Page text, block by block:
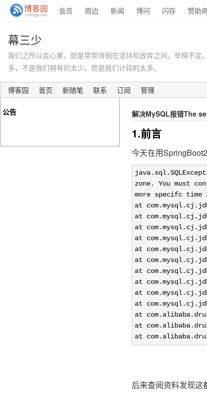
会员 周边 新闻 博问 闪存 赞助
幕三少
我们之所以会心累，就是常常徘徊在坚持和放弃之间，举棋不
多，不是我们拥有的太少，而是我们计较的太多。
博客园 首页 新随笔 联系 订阅 管理
解决MySQL报错The
1.前言
今天在用
zone. You must
more specifc time
at
at
at
at
at
at
at
at
at
at
at
at
at
后来查阅资料发现
公告